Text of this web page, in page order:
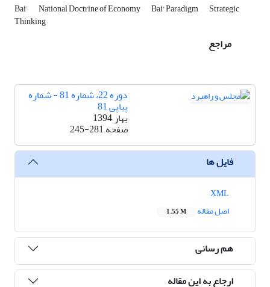
Bai' National Doctrine of Economy Bai' Paradigm Strategic
Thinking
مراجع
دوره 22، شماره 81 - شماره
پیاپی 81
بهار 1394
صفحه245-281
فایل ها
اصل مقاله
1.55 M
هم رسانی
ارجاع به این مقاله